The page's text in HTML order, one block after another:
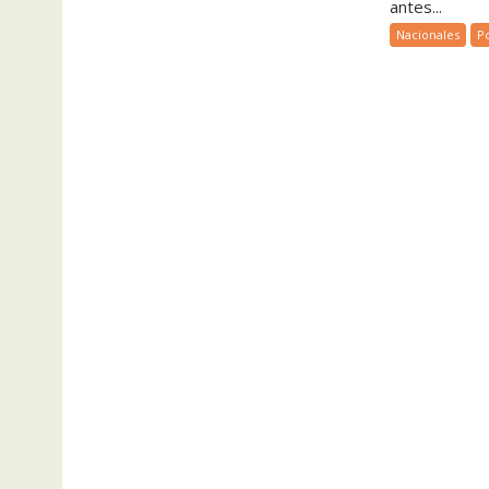
antes...
Nacionales